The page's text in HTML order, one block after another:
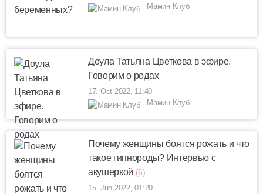
Мамин Клуб
Доула Татьяна Цветкова в эфире.
Говорим о родах
17. Oct 2022, 11:40
Мамин Клуб
Почему женщины боятся рожать и что
такое гипнороды? Интервью с
акушеркой (6)
15. Jun 2022, 01:20